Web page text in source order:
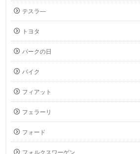
テスラ―
トヨタ
パークの日
バイク
フィアット
フェラーリ
フォード
フォルクスワーゲン